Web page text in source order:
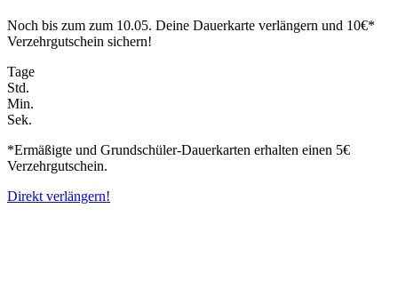
Noch bis zum zum 10.05. Deine Dauerkarte verlängern und 10€*
Verzehrgutschein sichern!
Tage
Std.
Min.
Sek.
*Ermäßigte und Grundschüler-Dauerkarten erhalten einen 5€
Verzehrgutschein.
Direkt verlängern!